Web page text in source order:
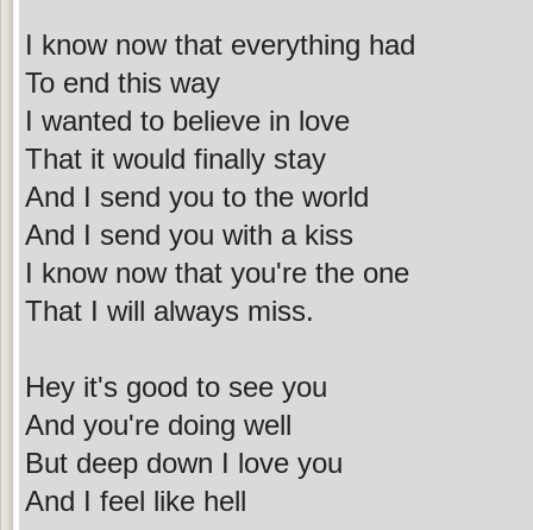
I know now that everything had
To end this way
I wanted to believe in love
That it would finally stay
And I send you to the world
And I send you with a kiss
I know now that you're the one
That I will always miss.
Hey it's good to see you
And you're doing well
But deep down I love you
And I feel like hell